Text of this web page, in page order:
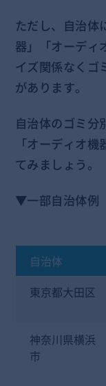
ただし、自治体
器」「オーディ
イズ関係なくゴ
があります。
自治体のゴミ分
「オーディオ
てみましょう。
▼一部自治体例
自治体
東京都大田区
神奈川県横浜
市